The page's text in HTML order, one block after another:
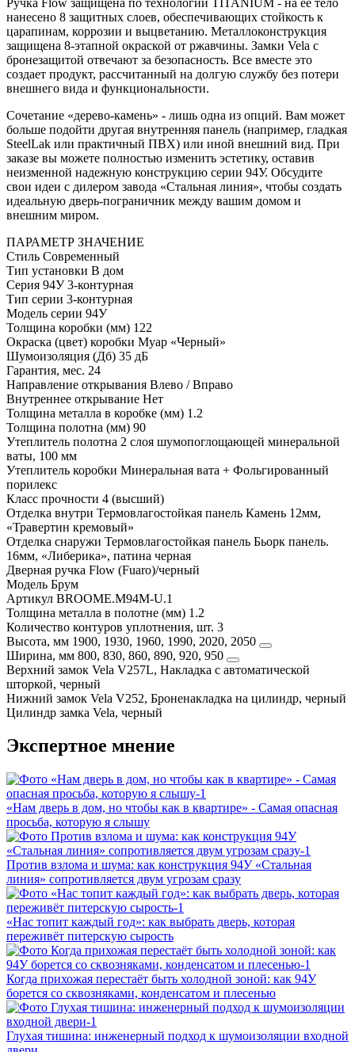
нанесено 8 защитных слоев, обеспечивающих стойкость к
царапинам, коррозии и выцветанию. Металлоконструкция
защищена 8-этапной окраской от ржавчины. Замки Vela с
бронезащитой отвечают за безопасность. Все вместе это
создает продукт, рассчитанный на долгую службу без потери
внешнего вида и функциональности.
Сочетание «дерево-камень» - лишь одна из опций. Вам может
больше подойти другая внутренняя панель (например, гладкая
SteelLak или практичный ПВХ) или иной внешний вид. При
заказе вы можете полностью изменить эстетику, оставив
неизменной надежную конструкцию серии 94У. Обсудите
свои идеи с дилером завода «Стальная линия», чтобы создать
идеальную дверь-пограничник между вашим домом и
внешним миром.
ПАРАМЕТР ЗНАЧЕНИЕ
Стиль Современный
Тип установки В дом
Серия 94У 3-контурная
Тип серии 3-контурная
Модель серии 94У
Толщина коробки (мм) 122
Окраска (цвет) коробки Муар «Черный»
Шумоизоляция (Дб) 35 дБ
Гарантия, мес. 24
Направление открывания Влево / Вправо
Внутреннее открывание Нет
Толщина металла в коробке (мм) 1.2
Толщина полотна (мм) 90
Утеплитель полотна 2 слоя шумопоглощающей минеральной
ваты, 100 мм
Утеплитель коробки Минеральная вата + Фольгированный
порилекс
Класс прочности 4 (высший)
Отделка внутри Термовлагостойкая панель Камень 12мм,
«Травертин кремовый»
Отделка снаружи Термовлагостойкая панель Бьорк панель.
16мм, «Либерика», патина черная
Дверная ручка Flow (Fuaro)/черный
Модель Брум
Артикул BROOME.M94M-U.1
Толщина металла в полотне (мм) 1.2
Количество контуров уплотнения, шт. 3
Высота, мм 1900, 1930, 1960, 1990, 2020, 2050
Ширина, мм 800, 830, 860, 890, 920, 950
Верхний замок Vela V257L, Накладка с автоматической
шторкой, черный
Нижний замок Vela V252, Броненакладка на цилиндр, черный
Цилиндр замка Vela, черный
Экспертное мнение
«Нам дверь в дом, но чтобы как в квартире» - Самая опасная
просьба, которую я слышу
Против взлома и шума: как конструкция 94У «Стальная
линия» сопротивляется двум угрозам сразу
«Нас топит каждый год»: как выбрать дверь, которая
переживёт питерскую сырость
Когда прихожая перестаёт быть холодной зоной: как 94У
борется со сквозняками, конденсатом и плесенью
Глухая тишина: инженерный подход к шумоизоляции входной